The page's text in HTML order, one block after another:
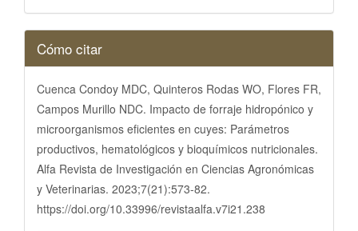
Detalles
del
artículo
Cómo citar
Cuenca Condoy MDC, Quinteros Rodas WO, Flores FR,
Campos Murillo NDC. Impacto de forraje hidropónico y
microorganismos eficientes en cuyes: Parámetros
productivos, hematológicos y bioquímicos nutricionales.
Alfa Revista de Investigación en Ciencias Agronómicas
y Veterinarias. 2023;7(21):573-82.
https://doi.org/10.33996/revistaalfa.v7i21.238